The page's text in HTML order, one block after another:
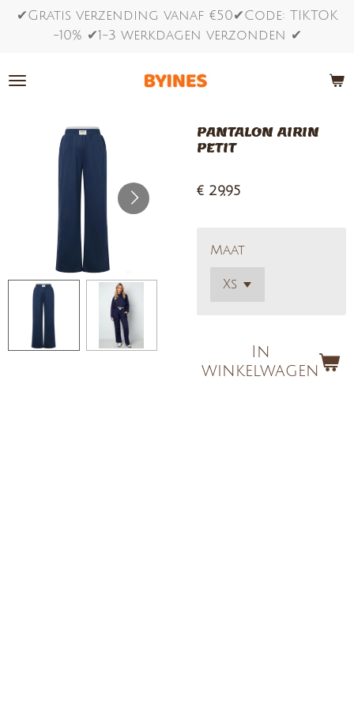
Ga
de
✔Gratis verzending vanaf €50✔Code: TIKTOK
-10% ✔1-3 werkdagen verzonden ✔
PANTALON AIRIN
PETIT
€ 29,95
Maat
In
winkelwagen